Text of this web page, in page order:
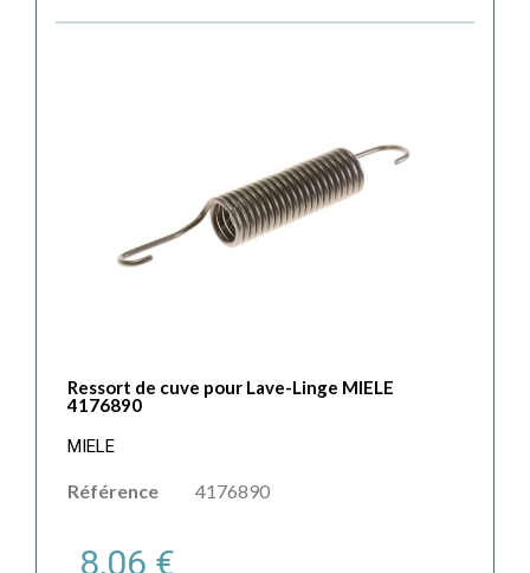
Ressort de cuve pour Lave-Linge MIELE
4176890
MIELE
Référence 4176890
8,06 €